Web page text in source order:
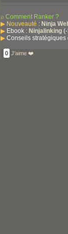
⌕ Comment Ranker ?
▶ Nouveauté : Ninja
▶ Ebook : Ninjalinking
▶ Conseils stratégiques
0 J'aime ❤️